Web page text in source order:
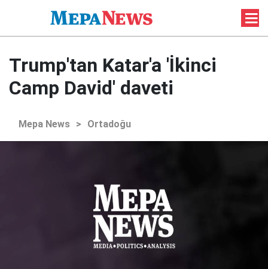
Trump'tan Katar'a 'İkinci
Camp David' daveti
Mepa News > Ortadoğu